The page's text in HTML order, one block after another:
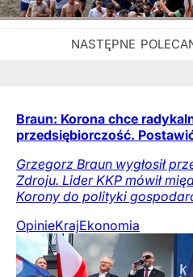
Braun: Korona chce
przedsiębiorczość.
Grzegorz Braun wygłosił
Zdroju. Lider KKP mówił
Korony do polityki
OpinieKrajEkonomia